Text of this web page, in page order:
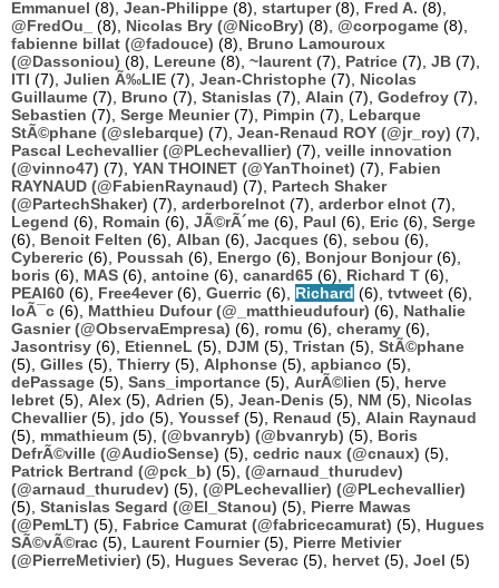
Emmanuel (8), Jean-Philippe (8), startuper(8), Fred A. (8),
@FredOu_
(8), Nicolas Bry (@NicoBry) (8), @corpogame (8),
fabienne billat (@fadouce) (8), Bruno Lamouroux
(@Dassoniou) (8), Lereune (8), ~laurent (7), Patrice (7), JB (7),
ITI (7), Julien Ã‰LIE (7), Jean-Christophe (7), Nicolas
Guillaume (7), Bruno (7), Stanislas (7), Alain (7), Godefroy (7),
Sebastien (7), Serge Meunier(7), Pimpin (7), Lebarque
StÃ©phane (@slebarque) (7), Jean-Renaud ROY (@jr_roy) (7),
Pascal Lechevallier (@PLechevallier) (7), veille innovation
(@vinno47) (7), YAN THOINET (@YanThoinet) (7), Fabien
RAYNAUD (@FabienRaynaud) (7), Partech Shaker
(@PartechShaker) (7), arderborelnot (7), arderbor elnot (7),
Legend (6), Romain (6), JÃ©rÃ´me (6), Paul (6), Eric (6), Serge
(6), Benoit Felten (6), Alban (6), Jacques (6), sebou (6),
Cybereric (6), Poussah (6), Energo (6), Bonjour Bonjour(6),
boris (6), MAS (6), antoine (6), canard65 (6), Richard T (6),
PEAI60 (6), Free4ever(6), Guerric (6), Richard (6), tvtweet (6),
loÃ¯c (6), Matthieu Dufour (@_matthieudufour) (6), Nathalie
Gasnier (@ObservaEmpresa) (6), romu (6), cheramy (6),
Jasontrisy (6), EtienneL (5), DJM (5), Tristan (5), StÃ©phane
(5), Gilles (5), Thierry (5), Alphonse (5), apbianco (5),
dePassage (5), Sans_importance (5), AurÃ©lien (5), herve
lebret (5), Alex (5), Adrien (5), Jean-Denis (5), NM (5), Nicolas
Chevallier(5), jdo (5), Youssef (5), Renaud (5), Alain Raynaud
(5), mmathieum (5), (@bvanryb) (@bvanryb) (5), Boris
DefrÃ©ville (@AudioSense) (5), cedric naux (@cnaux) (5),
Patrick Bertrand (@pck_b) (5), (@arnaud_thurudev)
(@arnaud_thurudev) (5), (@PLechevallier) (@PLechevallier)
(5), Stanislas Segard (@El_Stanou) (5), Pierre Mawas
(@PemLT) (5), Fabrice Camurat (@fabricecamurat) (5), Hugues
SÃ©vÃ©rac (5), Laurent Fournier(5), Pierre Metivier
(@PierreMetivier) (5), Hugues Severac (5), hervet (5), Joel (5)